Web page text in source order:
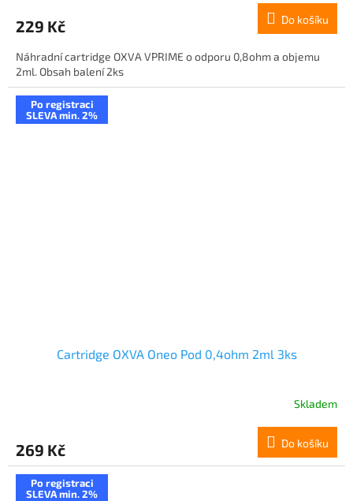
229 Kč Do košíku
Náhradní cartridge OXVA VPRIME o odporu 0,8ohm a objemu
2ml. Obsah balení 2ks
Po registraci
SLEVA min. 2%
Cartridge OXVA Oneo Pod 0,4ohm 2ml 3ks
Skladem
269 Kč Do košíku
Po registraci
SLEVA min. 2%